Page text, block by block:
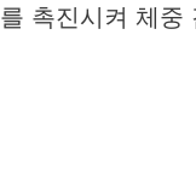
촉진시켜 체중